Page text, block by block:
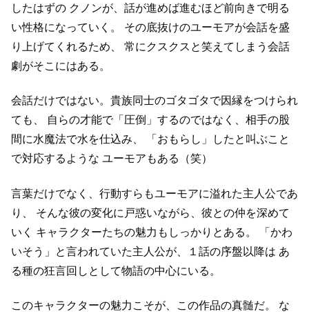
したはずの クノンが、話が進めば進むほど前向きで明る
い性格になっていく。
その底抜けのユーモアが会話を盛
り上げてくれるため、
常にクスクスと笑えてしまう会話
劇がそこにはある。
会話だけではない。貴族同士のゴタゴタで因縁をつけられ
ても、
自らの才能で「圧倒」するのではなく、相手の股
間に水魔法で水を仕込み、
「おもらし」したと叫ぶこと
で対応するような ユーモアもある（笑）
言葉だけでなく、行動すらもユーモアに溢れた主人公であ
り、
そんな彼の変化に戸惑いながら、彼との仲を深めて
いく
キャラクターたちの魅力もしっかりとある。
「かわ
いそう」と言われていた主人公が、１話の序盤以降は あ
る種の狂言回しとして物語の中心にいる。
このキャラクターの魅力こそが、この作品の真髄だ。
な